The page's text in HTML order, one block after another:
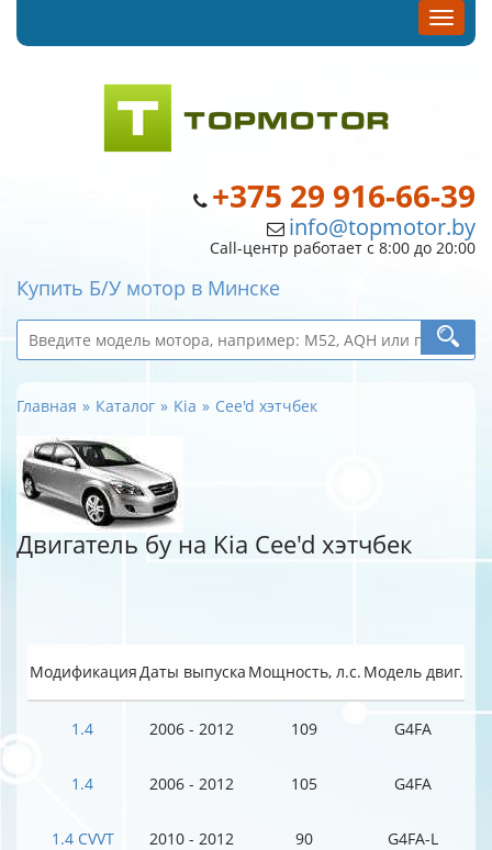
+375 29 916-66-39
info@topmotor.by
Call-центр работает с 8:00 до 20:00
Купить Б/У мотор в Минске
Главная Каталог Kia Cee'd хэтчбек
Двигатель бу на Kia Cee'd хэтчбек
МодификацияДаты выпуска Мощность, л.с. Модель двиг.
1.4 2006 - 2012 109 G4FA
1.4 2006 - 2012 105 G4FA
1.4 CVVT 2010 - 2012 90 G4FA-L